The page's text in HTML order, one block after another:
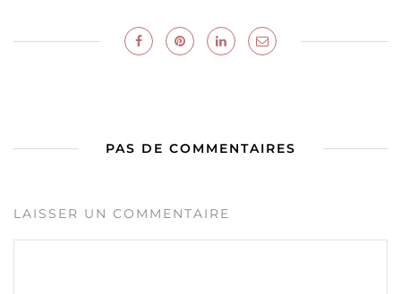
PAS DE COMMENTAIRES
LAISSER UN COMMENTAIRE